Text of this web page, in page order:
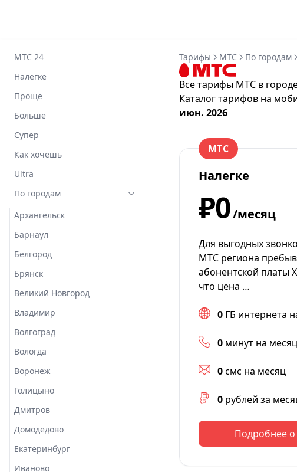
МТС 24
Налегке
Проще
Больше
Супер
Как хочешь
Ultra
По городам
Архангельск
Барнаул
Белгород
Брянск
Великий Новгород
Владимир
Волгоград
Вологда
Воронеж
Голицыно
Дмитров
Домодедово
Екатеринбург
Иваново
Тарифы МТС По городам
Все тарифы МТС в
Каталог тарифов на
июн. 2026
МТС
Налегке
₽0/месяц
Для выгодных
МТС региона
абонентской платы
что цена …
0 ГБ интернета
0 минут на месяц
0смс на месяц
0 рублей за
Подробнее